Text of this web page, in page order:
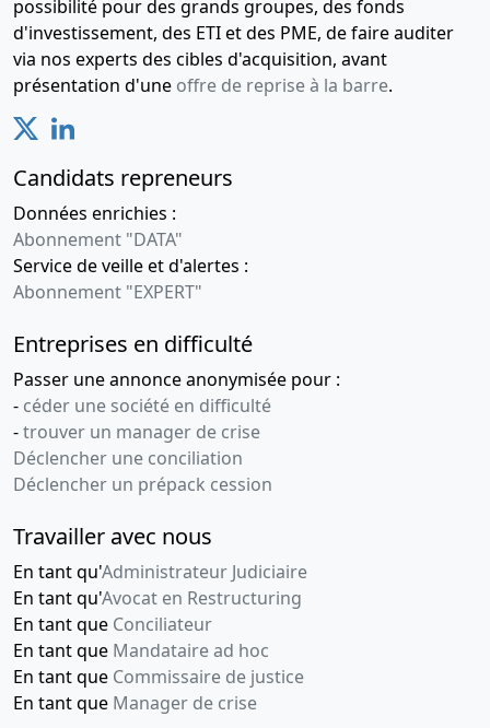
possibilité pour des grands groupes, des fonds
d'investissement, des ETI et des PME, de faire auditer
via nos experts des cibles d'acquisition, avant
présentation d'une offre de reprise à la barre.
Candidats repreneurs
Données enrichies :
Abonnement "DATA"
Service de veille et d'alertes :
Abonnement "EXPERT"
Entreprises en difficulté
Passer une annonce anonymisée pour :
- céder une société en difficulté
-trouver un manager de crise
Déclencher une conciliation
Déclencher un prépack cession
Travailler avec nous
En tant qu'Administrateur Judiciaire
En tant qu'Avocat en Restructuring
En tant que Conciliateur
En tant que Mandataire ad hoc
En tant que Commissaire de justice
En tant que Manager de crise